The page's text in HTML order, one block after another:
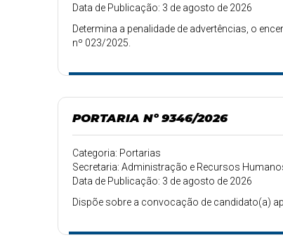
Data de Publicação: 3 de agosto de 2026
Determina a penalidade de advertências, o
nº 023/2025.
PORTARIA Nº 9346/2026
Categoria: Portarias
Secretaria: Administração e Recursos
Data de Publicação: 3 de agosto de 2026
Dispõe sobre a convocação de candidato(a)